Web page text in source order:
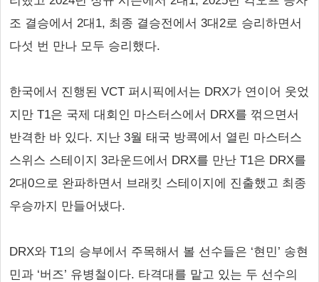
조 결승에서 2대1, 최종 결승전에서 3대2로 승리하면서
다섯 번 만나 모두 승리했다.
한국에서 진행된 VCT 퍼시픽에서는 DRX가 연이어 웃었
지만 T1은 국제 대회인 마스터스에서 DRX를 꺾으면서
반격한 바 있다. 지난 3월 태국 방콕에서 열린 마스터스
스위스 스테이지 3라운드에서 DRX를 만난 T1은 DRX를
2대0으로 완파하면서 브래킷 스테이지에 진출했고 최종
우승까지 만들어냈다.
DRX와 T1의 승부에서 주목해서 볼 선수들은 ‘현민’ 송현
민과 ‘버즈’ 유병철이다. 타격대를 맡고 있는 두 선수의